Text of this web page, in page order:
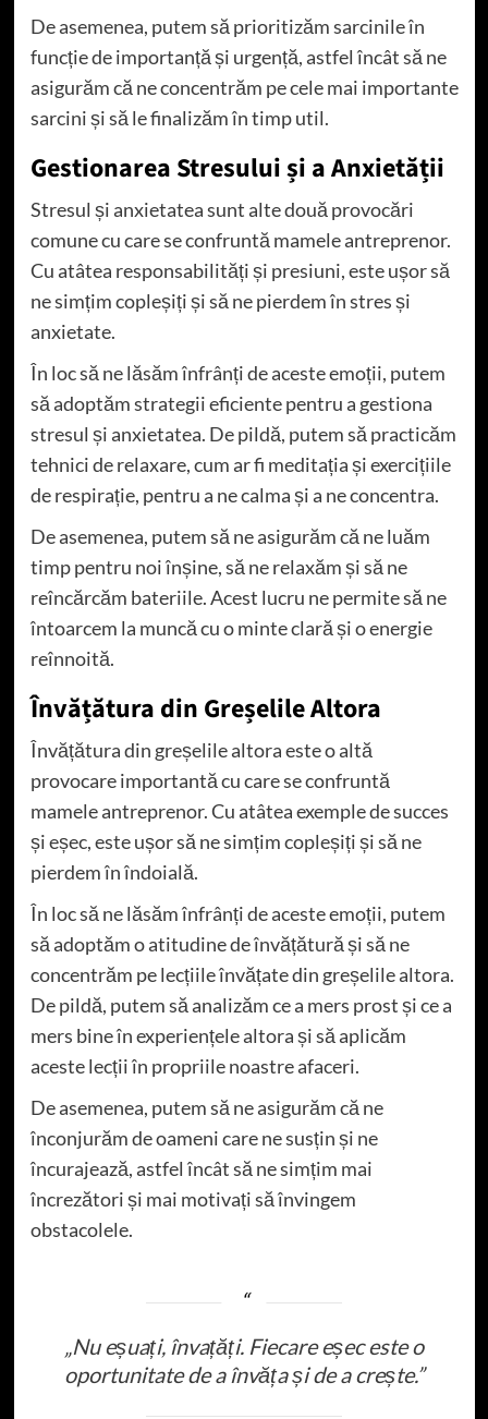
De asemenea, putem să prioritizăm sarcinile în
funcție de importanță și urgență, astfel încât să ne
asigurăm că ne concentrăm pe cele mai importante
sarcini și să le finalizăm în timp util.
Gestionarea Stresului și a Anxietății
Stresul și anxietatea sunt alte două provocări
comune cu care se confruntă mamele antreprenor.
Cu atâtea responsabilități și presiuni, este ușor să
ne simțim copleșiți și să ne pierdem în stres și
anxietate.
În loc să ne lăsăm înfrânți de aceste emoții, putem
să adoptăm strategii eficiente pentru a gestiona
stresul și anxietatea. De pildă, putem să practicăm
tehnici de relaxare, cum ar fi meditația și exercițiile
de respirație, pentru a ne calma și a ne concentra.
De asemenea, putem să ne asigurăm că ne luăm
timp pentru noi înșine, să ne relaxăm și să ne
reîncărcăm bateriile. Acest lucru ne permite să ne
întoarcem la muncă cu o minte clară și o energie
reînnoită.
Învățătura din Greșelile Altora
Învățătura din greșelile altora este o altă
provocare importantă cu care se confruntă
mamele antreprenor. Cu atâtea exemple de succes
și eșec, este ușor să ne simțim copleșiți și să ne
pierdem în îndoială.
În loc să ne lăsăm înfrânți de aceste emoții, putem
să adoptăm o atitudine de învățătură și să ne
concentrăm pe lecțiile învățate din greșelile altora.
De pildă, putem să analizăm ce a mers prost și ce a
mers bine în experiențele altora și să aplicăm
aceste lecții în propriile noastre afaceri.
De asemenea, putem să ne asigurăm că ne
înconjurăm de oameni care ne susțin și ne
încurajează, astfel încât să ne simțim mai
încrezători și mai motivați să învingem
obstacolele.
„Nu eșuați, învațăți. Fiecare eșec este o
oportunitate de a învăța și de a crește.”